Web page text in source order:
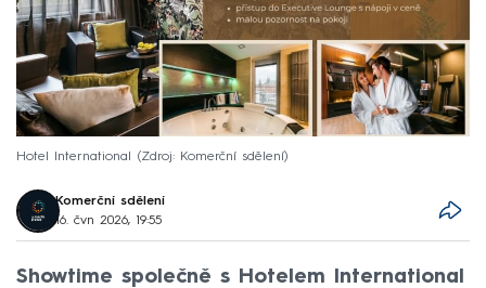
Hotel International Zdroj: Komerční sdělení
Komerční sdělení
16. čvn 2026, 19:55
Showtime společně s Hotelem International